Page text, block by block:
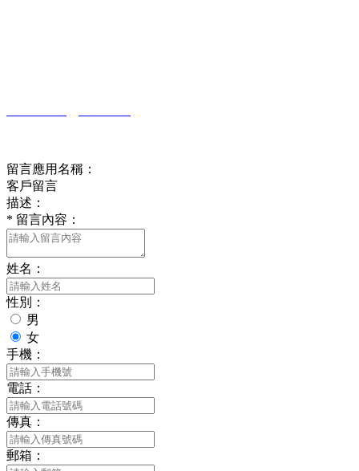
留言應用名稱：
客戶留言
描述：
* 留言內容：
姓名：
性別：
男
女
手機：
電話：
傳真：
郵箱：